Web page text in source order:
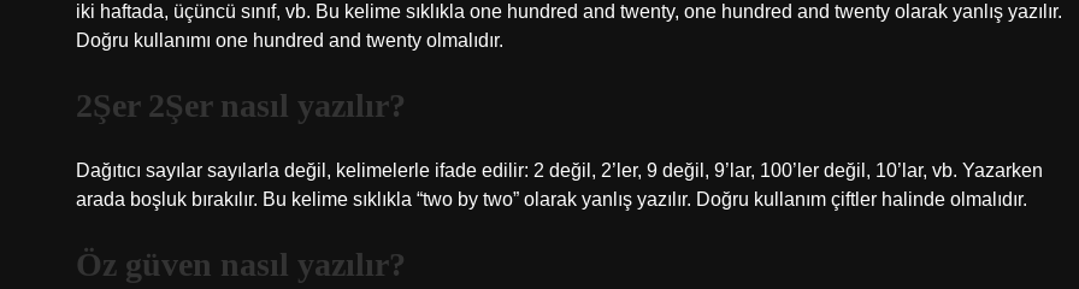
iki haftada, üçüncü sınıf, vb. Bu kelime sıklıkla one hundred and twenty, one hundred and twenty olarak yanlış yazılır.
Doğru kullanımı one hundred and twenty olmalıdır.
2Şer 2Şer nasıl yazılır?
Dağıtıcı sayılar sayılarla değil, kelimelerle ifade edilir: 2 değil, 2’ler, 9 değil, 9’lar, 100’ler değil, 10’lar, vb. Yazarken
arada boşluk bırakılır. Bu kelime sıklıkla “two by two” olarak yanlış yazılır. Doğru kullanım çiftler halinde olmalıdır.
Öz güven nasıl yazılır?